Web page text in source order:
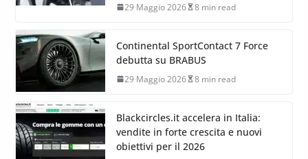
29 Maggio 2026 8 min read
Continental SportContact 7 Force
debutta su BRABUS
29 Maggio 2026 8 min read
Blackcircles.it accelera in Italia:
vendite in forte crescita e nuovi
obiettivi per il 2026